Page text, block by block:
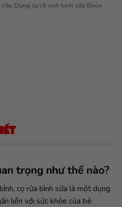
, Dụng cụ vệ sinh bình sữa Boon
trọng như thế nào?
cọ rửa bình sữa là một dụng
liền với sức khỏe của bé.